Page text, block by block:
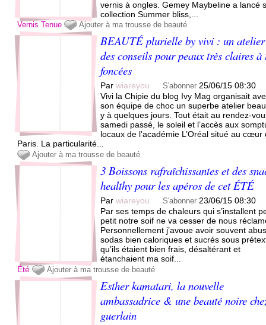
vernis à ongles. Gemey Maybeline a lancé
collection Summer bliss,...
Vernis Tenue Ajouter à ma trousse de beauté
BEAUTÉ plurielle by vivi : un
des conseils pour peaux très claires à
foncées
Parwiareyou S'abonner 25/06/15 08:30
Vivi la Chipie du blog Ivy Mag organisait
son équipe de choc un superbe atelier
y à quelques jours. Tout était au rendez-
samedi passé, le soleil et l’accès aux
locaux de l’académie L’Oréal situé au cœur
Paris. La particularité...
Ajouter à ma trousse de beauté
3 Boissons rafraîchissantes et des
healthy pour les apéros de cet ÉTÉ
Parwiareyou S'abonner 23/06/15 08:30
Par ses temps de chaleurs qui s’installent
petit notre soif ne va cesser de nous
Personnellement j’avoue avoir souvent
sodas bien caloriques et sucrés sous
qu’ils étaient bien frais, désaltérant et
étanchaient ma soif...
Été
Ajouter à ma trousse de beauté
Esther kamatari, la nouvelle
ambassadrice & une beauté noire
guerlain